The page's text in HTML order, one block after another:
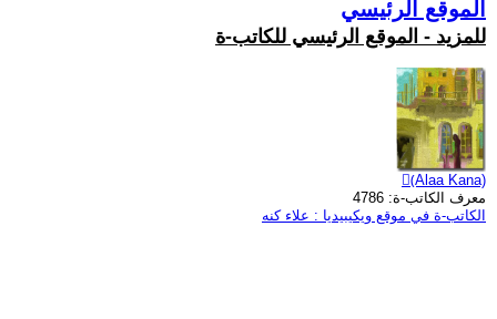
الموقع الرئيسي
للمزيد - الموقع الرئيسي للكاتب-ة
(ِAlaa Kana)
معرف الكاتب-ة: 4786
الكاتب-ة في موقع ويكيبيديا : علاء كنه